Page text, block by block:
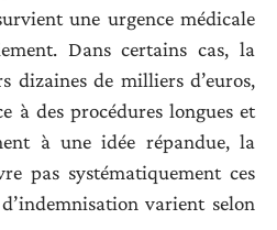
une urgence médicale
Dans certains cas, la
dizaines de milliers d’euros,
à des procédures longues et
à une idée répandue, la
pas systématiquement ces
varient selon